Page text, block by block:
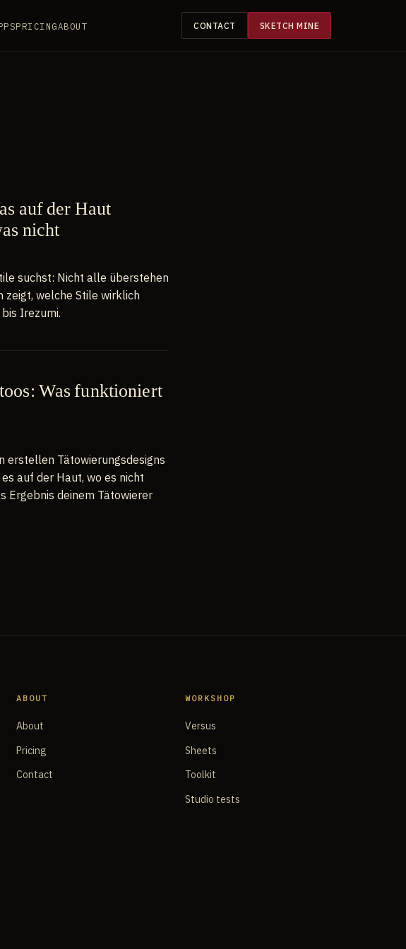
auf der Haut
nicht
suchst: Nicht alle überstehen
zeigt, welche Stile wirklich
Irezumi.
Was funktioniert
erstellen Tätowierungsdesigns
auf der Haut, wo es nicht
Ergebnis deinem Tätowierer
PRICINGABOUT CONTACT SKETCH MINE
ABOUT
About
Pricing
Contact
WORKSHOP
Versus
Sheets
Toolkit
Studio tests